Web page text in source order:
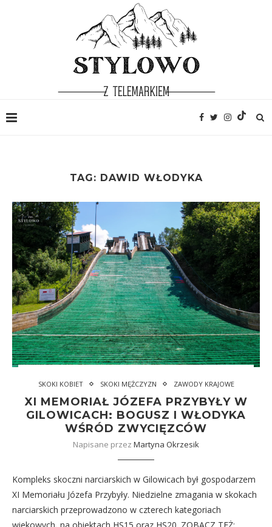
TAG: DAWID WŁODYKA
SKOKI KOBIET SKOKI MĘŻCZYZN ZAWODY KRAJOWE
XI MEMORIAŁ JÓZEFA PRZYBYŁY W
GILOWICACH: BOGUSZ I WŁODYKA
WŚRÓD ZWYCIĘZCÓW
Napisane przez Martyna Okrzesik
Kompleks skoczni narciarskich w Gilowicach był gospodarzem
XI Memoriału Józefa Przybyły. Niedzielne zmagania w skokach
narciarskich przeprowadzono w czterech kategoriach